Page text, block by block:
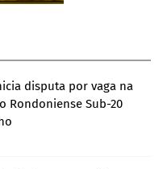
disputa por vaga na
Rondoniense Sub-20